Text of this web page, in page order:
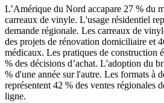
L’Amérique du Nord accapare 27 % du
carreaux de vinyle. L'usage résidentiel
demande régionale. Les carreaux de
des projets de rénovation domiciliaire et
médicaux. Les pratiques de construction
% des décisions d’achat. L'adoption du
% d'une année sur l'autre. Les formats à
représentent 42 % des ventes régionales
ligne.